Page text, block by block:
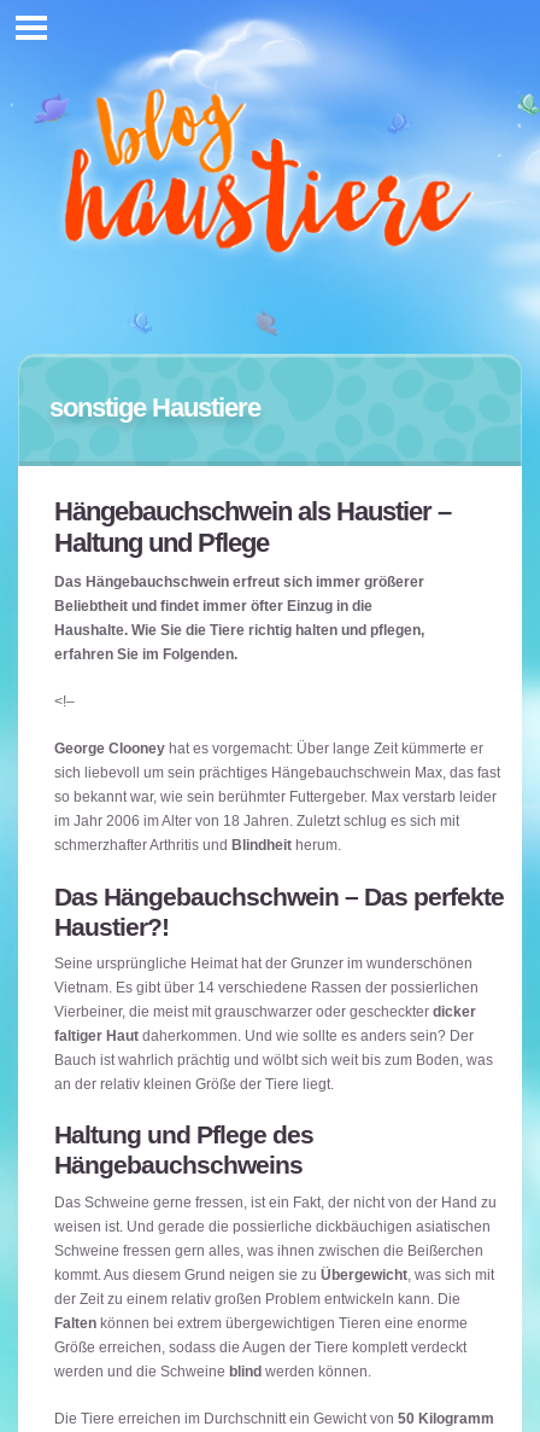
sonstige Haustiere
Hängebauchschwein als Haustier –
Haltung und Pflege
Das Hängebauchschwein erfreut sich immer größerer
Beliebtheit und findet immer öfter Einzug in die
Haushalte. Wie Sie die Tiere richtig halten und pflegen,
erfahren Sie im Folgenden.
<!–
George Clooney hat es vorgemacht: Über lange Zeit kümmerte er
sich liebevoll um sein prächtiges Hängebauchschwein Max, das fast
so bekannt war, wie sein berühmter Futtergeber. Max verstarb leider
im Jahr 2006 im Alter von 18 Jahren. Zuletzt schlug es sich mit
schmerzhafter Arthritis und Blindheit herum.
Das Hängebauchschwein – Das perfekte
Haustier?!
Seine ursprüngliche Heimat hat der Grunzer im wunderschönen
Vietnam. Es gibt über 14 verschiedene Rassen der possierlichen
Vierbeiner, die meist mit grauschwarzer oder gescheckter dicker
faltiger Haut daherkommen. Und wie sollte es anders sein? Der
Bauch ist wahrlich prächtig und wölbt sich weit bis zum Boden, was
an der relativ kleinen Größe der Tiere liegt.
Haltung und Pflege des
Hängebauchschweins
Das Schweine gerne fressen, ist ein Fakt, der nicht von der Hand zu
weisen ist. Und gerade die possierliche dickbäuchigen asiatischen
Schweine fressen gern alles, was ihnen zwischen die Beißerchen
kommt. Aus diesem Grund neigen sie zu Übergewicht , was sich mit
der Zeit zu einem relativ großen Problem entwickeln kann. Die
Falten können bei extrem übergewichtigen Tieren eine enorme
Größe erreichen, sodass die Augen der Tiere komplett verdeckt
werden und die Schweine blind werden können.
Die Tiere erreichen im Durchschnitt ein Gewicht von 50 Kilogramm